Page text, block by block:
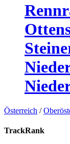
Österreich /
TrackRank